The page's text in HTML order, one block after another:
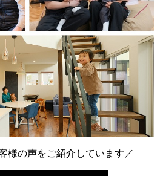
様の声をご紹介しています／